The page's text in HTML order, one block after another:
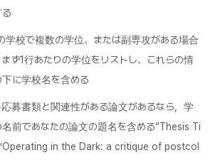
学校で複数の学位、または副専攻がある場合
まず1行あたりの学位をリストし、これらの情
下に学校名を含める
応募書類と関連性がある論文があるなら，学
名前であなたの論文の題名を含める“Thesis Ti
in the Dark: a critique of postcol